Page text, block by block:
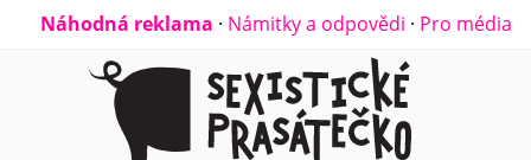
Náhodná reklama · Námitky a odpovědi · Pro média